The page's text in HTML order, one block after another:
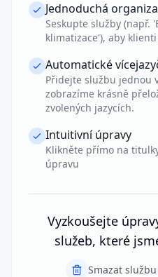
Jednoduchá
Seskupte služby (např.
klimatizace'), aby
Automatické
Přidejte službu jednou
zobrazíme krásně
zvolených jazycích.
Intuitivní úpravy
Klikněte přímo na
úpravu
Vyzkoušejte
služeb, které
Smazat službu